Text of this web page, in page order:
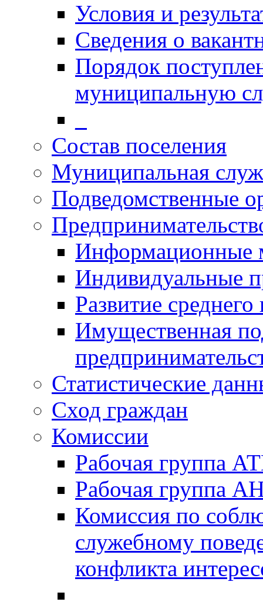
Условия и
Сведения о
Порядок
муниципальную
Состав поселения
Муниципальная
Подведомственные
Информационные
Индивидуальные
Развитие
Имущественная
Статистические
Сход граждан
Комиссии
Рабочая группа
Рабочая группа
Комиссия по
служебному
конфликта